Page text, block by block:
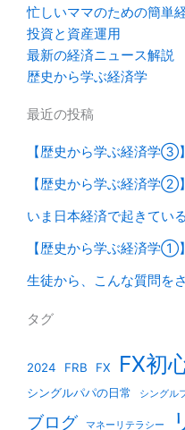
忙しいママのための簡単
投資と資産運用
最新の経済ニュース解説
歴史から学ぶ経済学
最近の投稿
【歴史から学ぶ経済学③
【歴史から学ぶ経済学
いま日本経済で起きてい
【歴史から学ぶ経済学①
生徒から、こんな質問を
タグ
2024 FRB FX FX初
シングルパパの日常 シングル
ブログ マネーリテラシー